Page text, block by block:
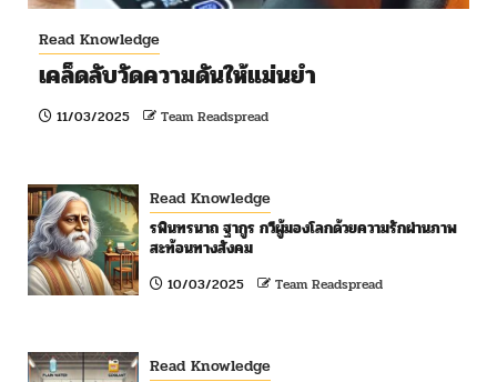
Read Knowledge
เคล็ดลับวัดความดันให้แม่นยำ
11/03/2025 Team Readspread
Read Knowledge
รพินทรนาถ ฐากูร กวีผู้มองโลกด้วยความรักผ่านภาพ
สะท้อนทางสังคม
10/03/2025 Team Readspread
Read Knowledge